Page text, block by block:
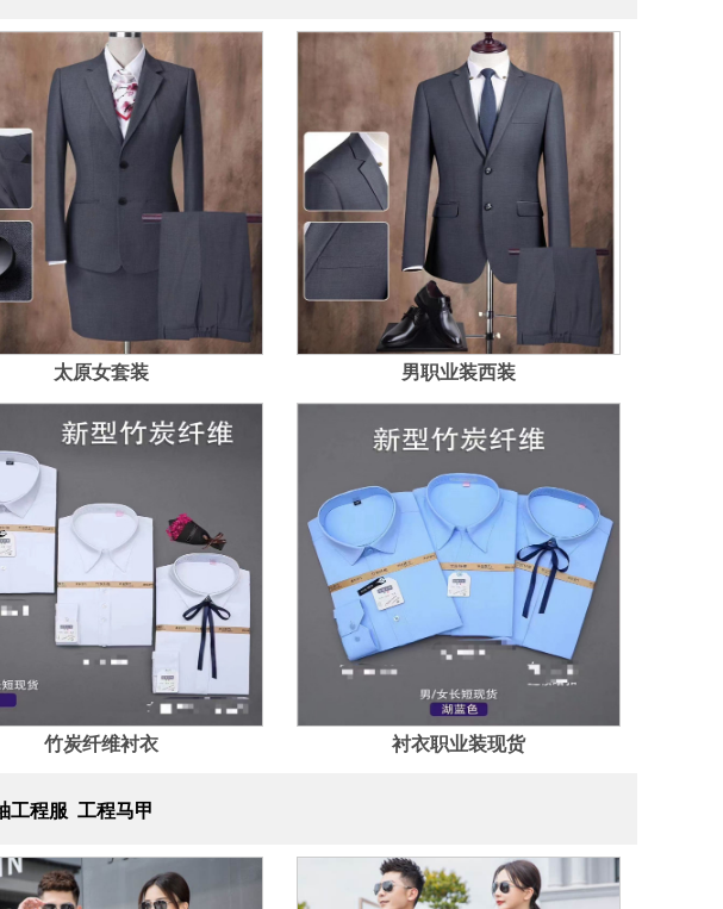
太原女套装 男职业装西装
竹炭纤维衬衣 衬衣职业装现货
工程服 工程马甲